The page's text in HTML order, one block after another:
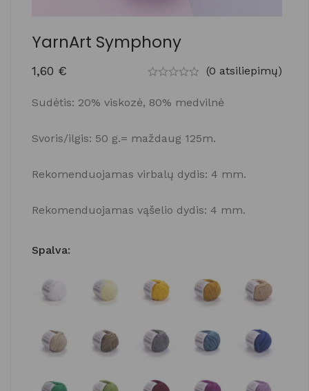
YarnArt Symphony
1,60 € (0 atsiliepimų)
Sudėtis: 20% viskozė, 80% medvilnė
Svoris/ilgis: 50 g.= maždaug 125m.
Rekomenduojamas virbalų dydis: 4 mm.
Rekomenduojamas vąšelio dydis: 4 mm.
Spalva: